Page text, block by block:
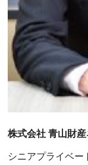
株式会社 青山財
シニアプライベー